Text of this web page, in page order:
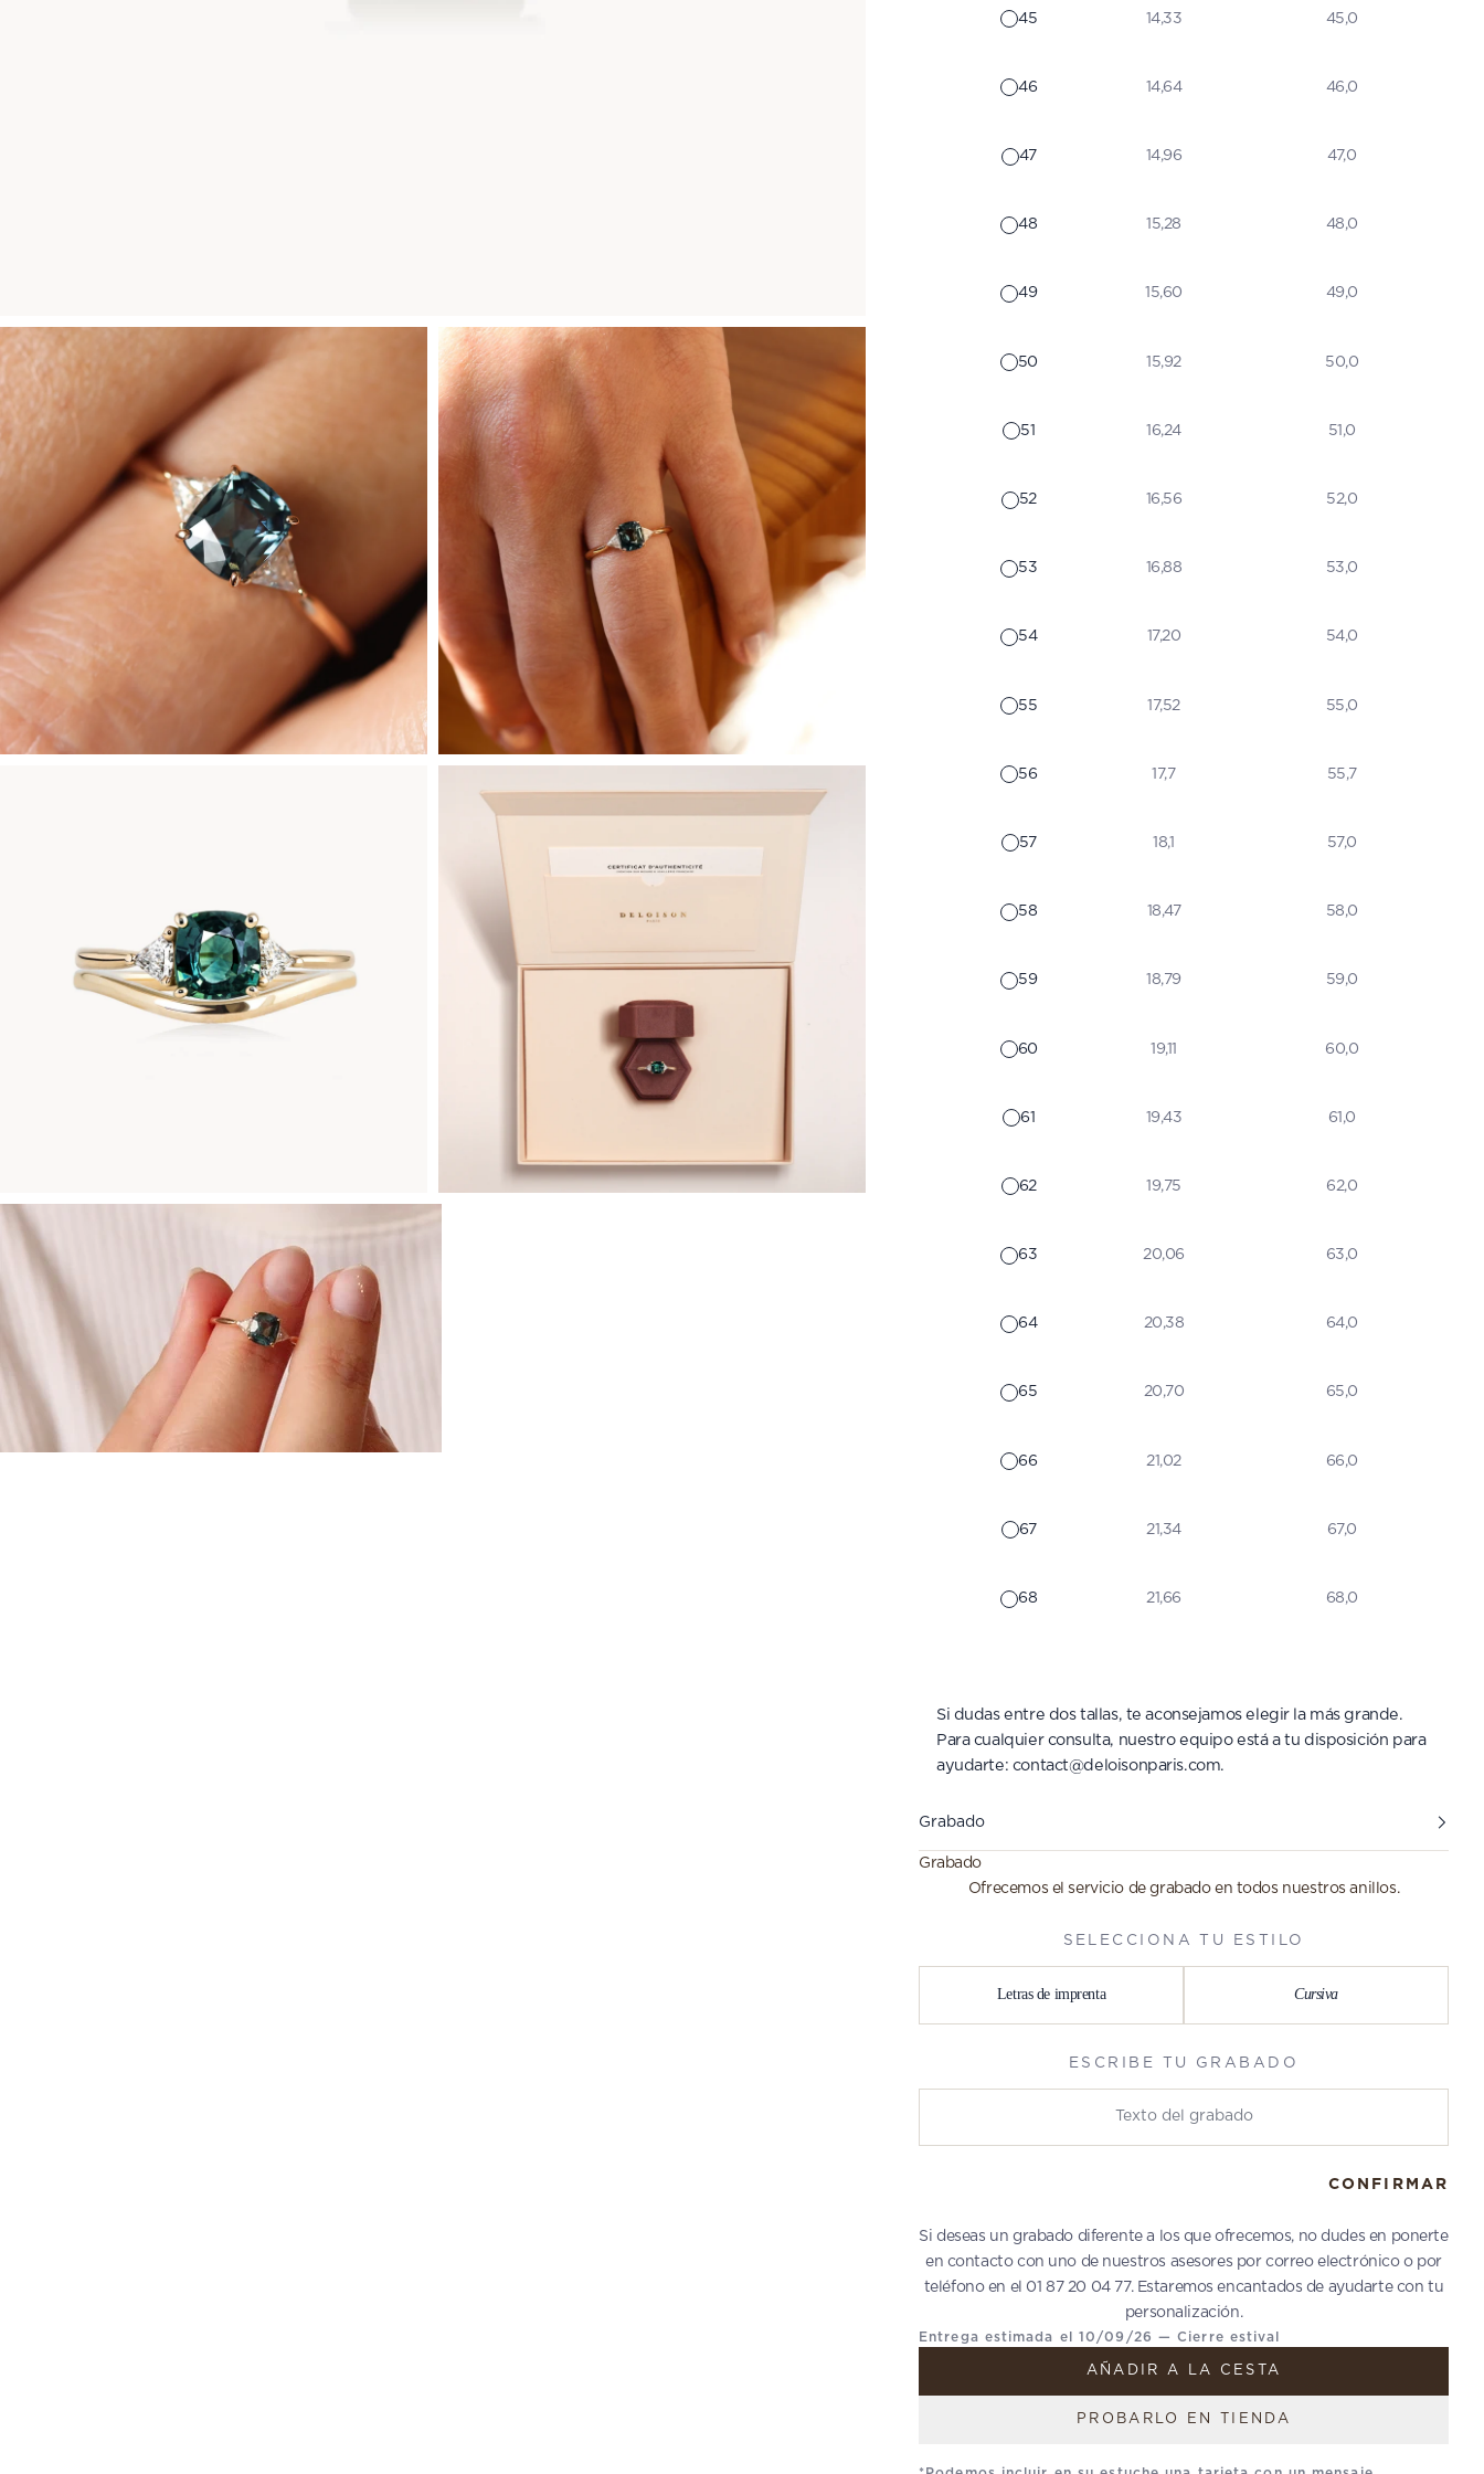
45 14,33 45,0
46 14,64 46,0
47 14,96 47,0
48 15,28 48,0
49 15,60 49,0
50 15,92 50,0
51 16,24 51,0
52 16,56 52,0
53 16,88 53,0
54 17,20 54,0
55 17,52 55,0
56 17,7 55,7
57 18,1 57,0
58 18,47 58,0
59 18,79 59,0
60 19,11 60,0
61 19,43 61,0
62 19,75 62,0
63 20,06 63,0
64 20,38 64,0
65 20,70 65,0
66 21,02 66,0
67 21,34 67,0
68 21,66 68,0
Si dudas entre dos tallas, te aconsejamos elegir la más grande.
Para cualquier consulta, nuestro equipo está a tu disposición para
ayudarte: contact@deloisonparis.com.
Grabado
Grabado
Ofrecemos el servicio de grabado en todos nuestros anillos.
SELECCIONA TU ESTILO
Letras de imprenta Cursiva
ESCRIBE TU GRABADO
CONFIRMAR
Si deseas un grabado diferente a los que ofrecemos, no dudes en ponerte
en contacto con uno de nuestros asesores por correo electrónico o por
teléfono en el 01 87 20 04 77. Estaremos encantados de ayudarte con tu
personalización.
Entrega estimada el 10/09/26 — Cierre estival
AÑADIR A LA CESTA
PROBARLO EN TIENDA